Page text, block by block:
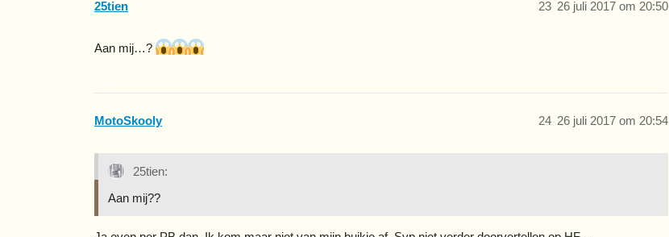
25tien 26 juli 2017 om 20:50
23
Aan mij…?
MotoSkooly 26 juli 2017 om 20:54
24
25tien:
Aan mij??